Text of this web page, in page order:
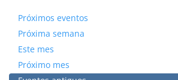
Próximos eventos
Próxima semana
Este mes
Próximo mes